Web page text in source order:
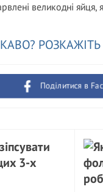
великодні
Поділитися в